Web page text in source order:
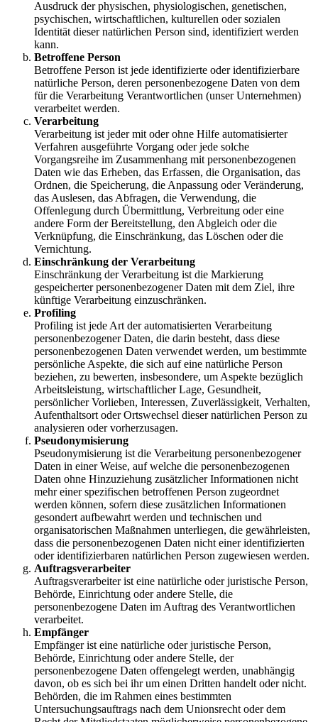
Ausdruck der physischen, physiologischen, genetischen,
psychischen, wirtschaftlichen, kulturellen oder sozialen
Identität dieser natürlichen Person sind, identifiziert werden
kann.
Betroffene Person
Betroffene Person ist jede identifizierte oder identifizierbare
natürliche Person, deren personenbezogene Daten von dem
für die Verarbeitung Verantwortlichen (unser Unternehmen)
verarbeitet werden.
Verarbeitung
Verarbeitung ist jeder mit oder ohne Hilfe automatisierter
Verfahren ausgeführte Vorgang oder jede solche
Vorgangsreihe im Zusammenhang mit personenbezogenen
Daten wie das Erheben, das Erfassen, die Organisation, das
Ordnen, die Speicherung, die Anpassung oder Veränderung,
das Auslesen, das Abfragen, die Verwendung, die
Offenlegung durch Übermittlung, Verbreitung oder eine
andere Form der Bereitstellung, den Abgleich oder die
Verknüpfung, die Einschränkung, das Löschen oder die
Vernichtung.
Einschränkung der Verarbeitung
Einschränkung der Verarbeitung ist die Markierung
gespeicherter personenbezogener Daten mit dem Ziel, ihre
künftige Verarbeitung einzuschränken.
Profiling
Profiling ist jede Art der automatisierten Verarbeitung
personenbezogener Daten, die darin besteht, dass diese
personenbezogenen Daten verwendet werden, um bestimmte
persönliche Aspekte, die sich auf eine natürliche Person
beziehen, zu bewerten, insbesondere, um Aspekte bezüglich
Arbeitsleistung, wirtschaftlicher Lage, Gesundheit,
persönlicher Vorlieben, Interessen, Zuverlässigkeit, Verhalten,
Aufenthaltsort oder Ortswechsel dieser natürlichen Person zu
analysieren oder vorherzusagen.
Pseudonymisierung
Pseudonymisierung ist die Verarbeitung personenbezogener
Daten in einer Weise, auf welche die personenbezogenen
Daten ohne Hinzuziehung zusätzlicher Informationen nicht
mehr einer spezifischen betroffenen Person zugeordnet
werden können, sofern diese zusätzlichen Informationen
gesondert aufbewahrt werden und technischen und
organisatorischen Maßnahmen unterliegen, die gewährleisten,
dass die personenbezogenen Daten nicht einer identifizierten
oder identifizierbaren natürlichen Person zugewiesen werden.
Auftragsverarbeiter
Auftragsverarbeiter ist eine natürliche oder juristische Person,
Behörde, Einrichtung oder andere Stelle, die
personenbezogene Daten im Auftrag des Verantwortlichen
verarbeitet.
Empfänger
Empfänger ist eine natürliche oder juristische Person,
Behörde, Einrichtung oder andere Stelle, der
personenbezogene Daten offengelegt werden, unabhängig
davon, ob es sich bei ihr um einen Dritten handelt oder nicht.
Behörden, die im Rahmen eines bestimmten
Untersuchungsauftrags nach dem Unionsrecht oder dem